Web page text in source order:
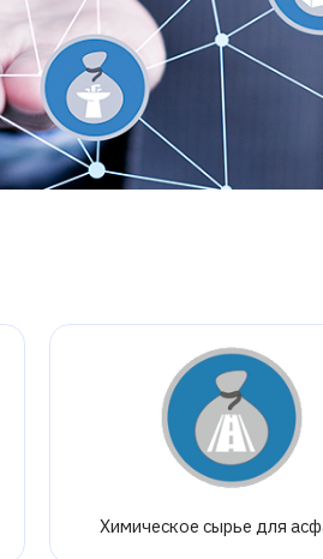
Химическое сырье для